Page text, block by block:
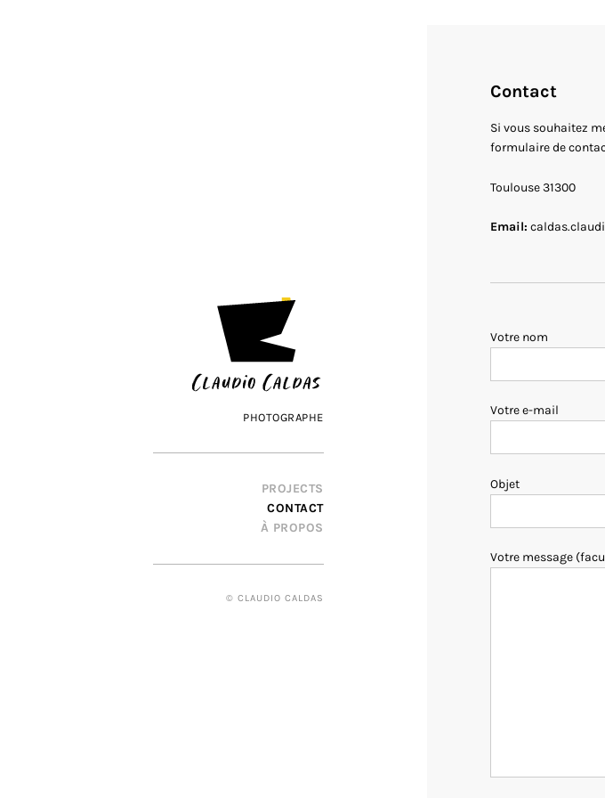
PHOTOGRAPHE
PROJECTS
CONTACT
À PROPOS
© CLAUDIO CALDAS
Contact
Si vous souhaitez
formulaire de
Toulouse 31300
Email:
Votre nom
Votre e-mail
Objet
Votre message